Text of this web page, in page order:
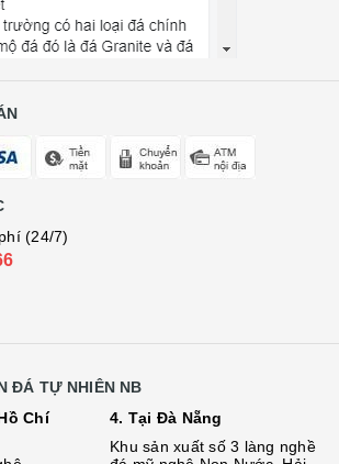
(24/7)
ĐÁ TỰ NHIÊN NB
Chí
4. Tại Đà Nẵng
Khu sản xuất số 3 làng nghề